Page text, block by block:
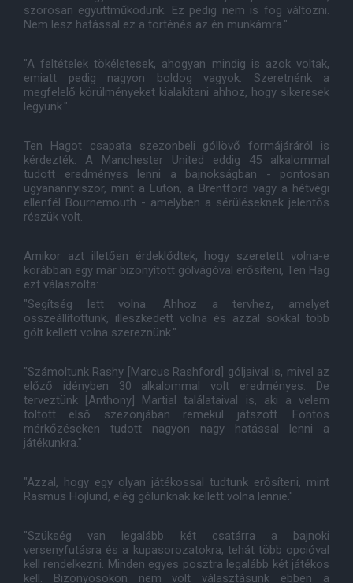
szorosan együttműködünk. Ez pedig nem is fog változni.
Nem lesz hatással ez a történés az én munkámra."
"A feltételek tökéletesek, ahogyan mindig is azok voltak,
emiatt pedig nagyon boldog vagyok. Szeretnénk a
megfelelő körülményeket kialakítani ahhoz, hogy sikeresek
legyünk."
Ten Hagot csapata szezonbeli góllövő formájáráról is
kérdezték. A Manchester United eddig 45 alkalommal
tudott eredményes lenni a bajnokságban - pontosan
ugyanannyiszor, mint a Luton, a Brentford vagy a hétvégi
ellenfél Bournemouth - amelyben a sérüléseknek jelentős
részük volt.
Amikor azt illetően érdeklődtek, hogy szeretett volna-e
korábban egy már bizonyított gólvágóval erősíteni, Ten Hag
ezt válaszolta:
"Segítség lett volna. Ahhoz a tervhez, amelyet
összeállítottunk, illeszkedett volna és azzal sokkal több
gólt kellett volna szereznünk."
"Számoltunk Rashy [Marcus Rashford] góljaival is, mivel az
előző idényben 30 alkalommal volt eredményes. De
terveztünk [Anthony] Martial találataival is, aki a velem
töltött első szezonjában remekül játszott. Fontos
mérkőzéseken tudott nagyon nagy hatással lenni a
játékunkra."
"Azzal, hogy egy olyan játékossal tudtunk erősíteni, mint
Rasmus Hojlund, elég gólunknak kellett volna lennie."
"Szükség van legalább két csatárra a bajnoki
versenyfutásra és a kupasorozatokra, tehát több opcióval
kell rendelkezni. Minden egyes posztra legalább két játékos
kell. Bizonyosokon nem volt választásunk ebben a